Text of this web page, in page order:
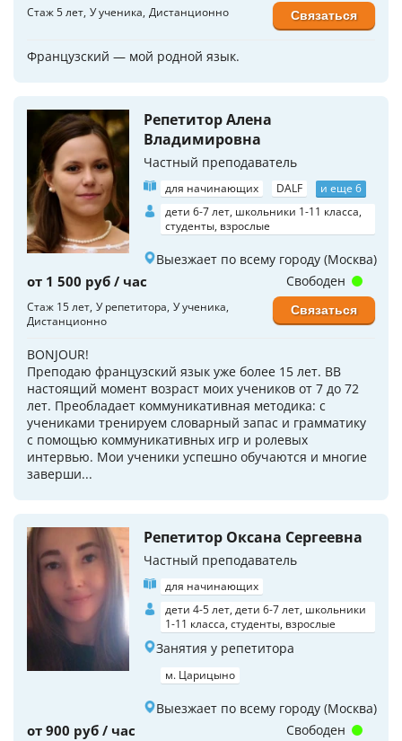
Стаж 5 лет У ученика Дистанционно
Французский — мой родной язык.
Связаться
Репетитор Алена
Владимировна
Частный преподаватель
для начинающих DALF
и еще 6
дети 6-7 лет, школьники 1-11 класса,
студенты, взрослые
Выезжает по всему городу (Москва)
от 1 500 руб / час
Стаж 15 лет У репетитора У ученика
Дистанционно
BONJOUR!
Преподаю французский язык уже более 15 лет. ВВ
настоящий момент возраст моих учеников от 7 до 72
лет. Преобладает коммуникативная методика: с
учениками тренируем словарный запас и грамматику
с помощью коммуникативных игр и ролевых
интервью. Мои ученики успешно обучаются и многие
заверши...
Свободен
Связаться
Репетитор Оксана Сергеевна
Частный преподаватель
для начинающих
дети 4-5 лет, дети 6-7 лет, школьники
1-11 класса, студенты, взрослые
Занятия у репетитора
м. Царицыно
Выезжает по всему городу (Москва)
от 900 руб / час Свободен